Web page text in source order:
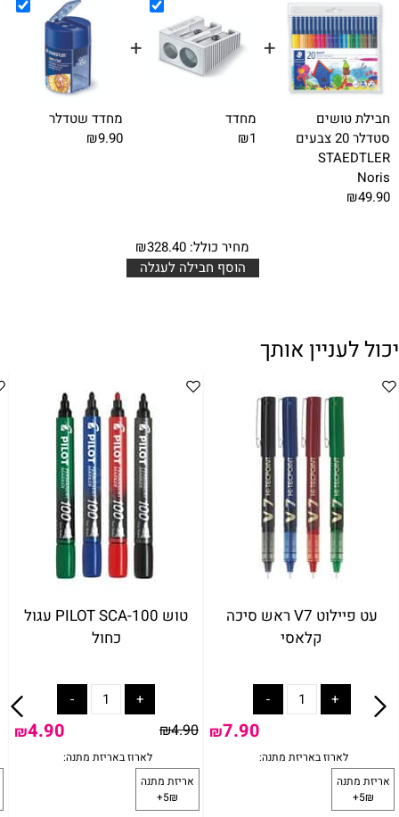
חבילת טושים
סטדלר 20 צבעים
STAEDTLER
Noris
₪49.90
+
מחדד
₪1
+
מחדד שטדלר
₪9.90
מחיר כולל: ₪328.40
הוסף חבילה לעגלה
יכול לעניין אותך
טוש PILOT SCA-100 עגול
כחול
₪4.90
₪4.90
עט פיילוט V7 ראש סיכה
קלאסי
₪7.90